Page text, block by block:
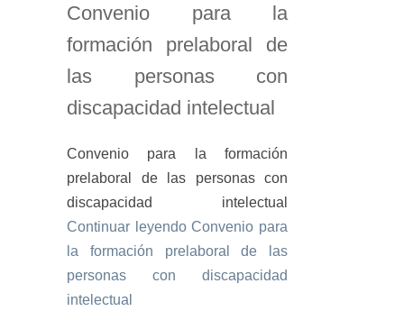
Convenio para la
formación prelaboral de
las personas con
discapacidad intelectual
Convenio para la formación
prelaboral de las personas con
discapacidad intelectual
Continuar leyendoConvenio para
la formación prelaboral de las
personas con discapacidad
intelectual